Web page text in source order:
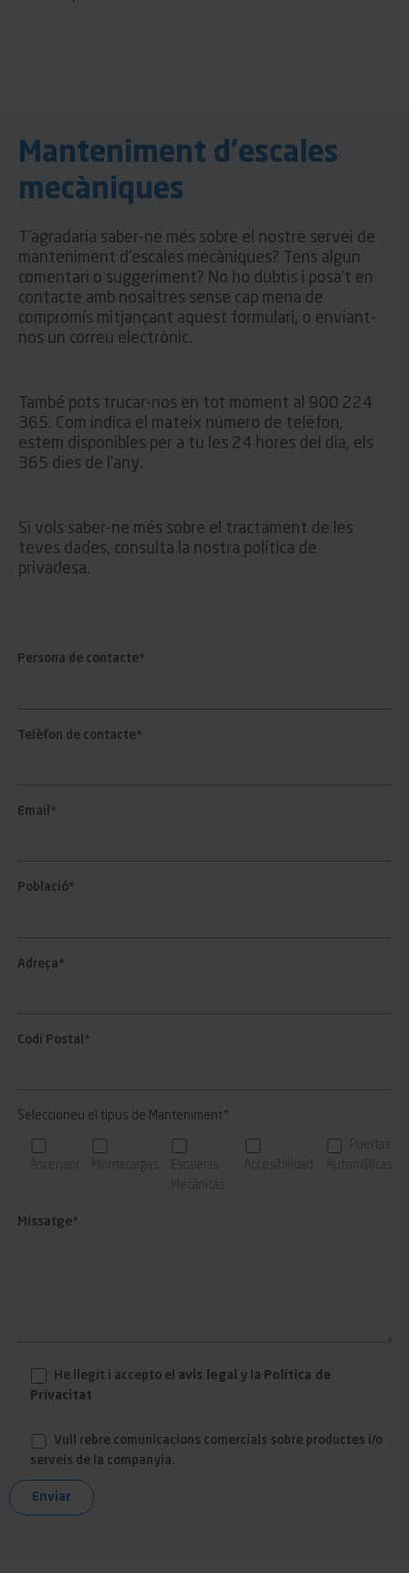
Manteniment d'escales
mecàniques
T’agradaria saber-ne més sobre el nostre servei de
manteniment d’escales mecàniques? Tens algun
comentari o suggeriment? No ho dubtis i posa’t en
contacte amb nosaltres sense cap mena de
compromís mitjançant aquest formulari, o enviant-
nos un correu electrònic.
També pots trucar-nos en tot moment al 900 224
365. Com indica el mateix número de telèfon,
estem disponibles per a tu les 24 hores del dia, els
365 dies de l’any.
Si vols saber-ne més sobre el tractament de les
teves dades, consulta la nostra política de
privadesa.
Persona de contacte*
Telèfon de contacte*
Email*
Població*
Adreça*
Codi Postal*
Seleccioneu el tipus de Manteniment*
Ascensor Montacargas
Escaleras
Mecánicas
Accesibilidad
Puertas
Automáticas
Missatge*
He llegit i accepto el avis legal y la Política de
Privacitat
Vull rebre comunicacions comercials sobre productes i/o
serveis de la companyia.